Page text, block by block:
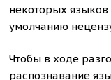
некоторых языков
умолчанию
Чтобы в ходе
распознавание